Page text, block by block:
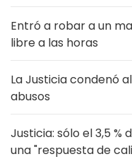
Entró a robar a un
libre a las horas
La Justicia condenó
abusos
Justicia: sólo el 3,5 %
una "respuesta de